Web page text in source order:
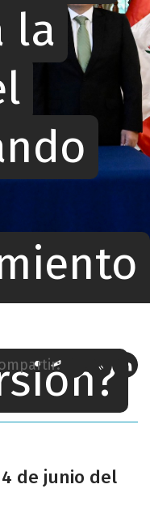
la
Ahora estás leyendo: Perú y Estados Unidos: ¿Qué significa la firma del memorando de entendimiento con ProInversión?
de junio del